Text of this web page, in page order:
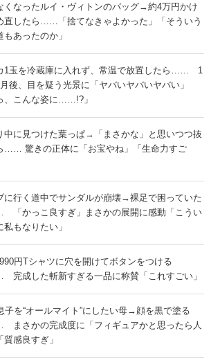
くなったルイ・ヴィトンのバッグ→約4万円かけ
直したら……「捨てなきゃよかった」「そういう
もあったのか」
1玉を冷蔵庫に入れず、常温で放置したら…… 1
後、目を疑う光景に「ヤバいヤバいヤバい」
、こんな姿に……!?」
中に見つけた葉っぱ→「まさかな」と思いつつ抜
…… 驚きの正体に「お宝やね」「生命力すご
に行く道中でサンダルが崩壊→裸足で困っていた
かっこ良すぎ」まさかの展開に感動「こうい
私もなりたい」
円Tシャツに穴を開けてボタンをつける
成した斬新すぎる一品に称賛「これすごい」
子を“オールマイト”にしたい母→顔を黒で塗る
さかの完成度に「フィギュアかと思ったら人
質感良すぎ」